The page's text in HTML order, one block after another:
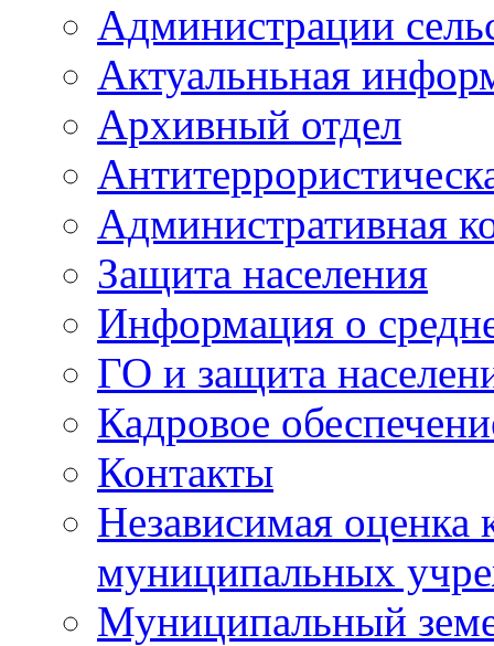
Администрации
Актуальньная
Архивный отдел
Административная
Защита населения
Информация о
ГО и защита
Кадровое
Контакты
Независимая оценка
муниципальных
Муниципальный